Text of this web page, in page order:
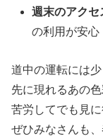
週末のアクセ
の利用が安心
道中の運転には
先に現れるあの
苦労してでも見に
ぜひみなさんも